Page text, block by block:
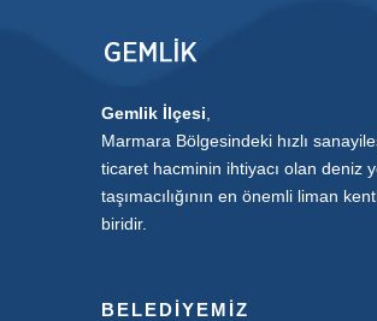
Gemlik İlçesi
Marmara Bölgesindeki hızlı
ticaret hacminin ihtiyacı olan deniz
taşımacılığının en önemli liman
biridir.
BELEDIYEMIZ